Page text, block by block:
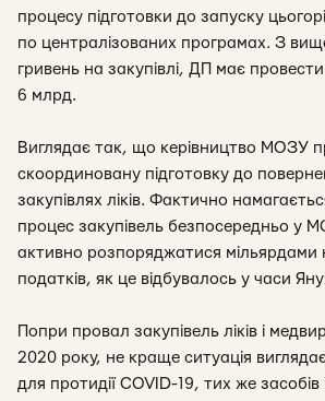
процесу підготовки до запуску
по централізованих програмах. З
гривень на закупівлі, ДП має
6 млрд.
Виглядає так, що керівництво МОЗУ
скоординовану підготовку до
закупівлях ліків. Фактично
процес закупівель безпосередньо у
активно розпоряджатися мільярдами
податків, як це відбувалось у часи
Попри провал закупівель ліків і
2020 року, не краще ситуація виглядає
для протидії COVID-19, тих же засобів